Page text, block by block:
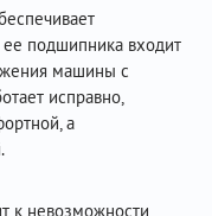
ее подшипника входит
машины с
исправно,
а
к невозможности